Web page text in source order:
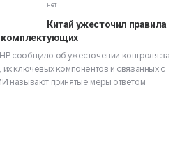
нет
Китай ужесточил правила
сообщило об ужесточении контроля за
их ключевых компонентов и связанных с
называют принятые меры ответом